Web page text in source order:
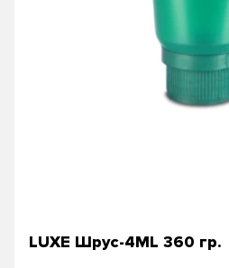
LUXE Шрус-4МL 360 гр.